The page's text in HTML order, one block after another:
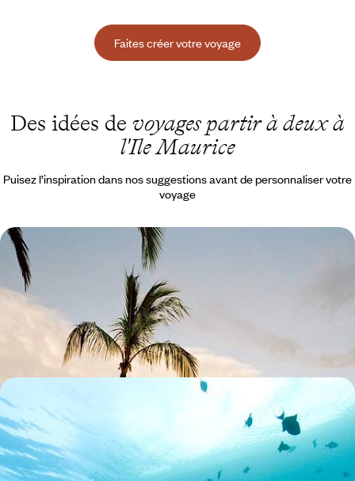
Faites créer votre voyage
Des idées de voyages partir à deux à
l'Ile Maurice
Puisez l’inspiration dans nos suggestions avant de personnaliser votre
voyage
Refuge cosy et quiétude mauricienne - Une semaine
pour se retrouver
Séjourner dans une petite adresse au charme empreint de romantisme
tropical, face au lagon
9 jours, de 3000 à 4200 €
Iles Maurice et Rodrigues - Duo de choc en adresses
de charme
Déconnecter dans un cadre de rêve - lagons, villages de pêcheurs et
barrière de corail